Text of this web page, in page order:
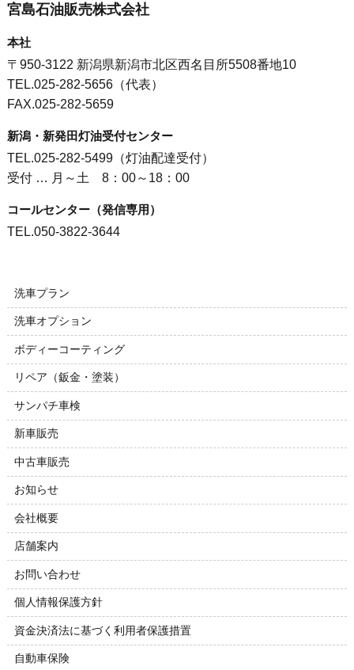
宮島石油販売株式会社
本社
〒950-3122 新潟県新潟市北区西名目所5508番地10
TEL.025-282-5656（代表）
FAX.025-282-5659
新潟・新発田灯油受付センター
TEL.025-282-5499（灯油配達受付）
受付 … 月～土 8：00～18：00
コールセンター（発信専用）
TEL.050-3822-3644
洗車プラン
洗車オプション
ボディーコーティング
リペア（鈑金・塗装）
サンパチ車検
新車販売
中古車販売
お知らせ
会社概要
店舗案内
お問い合わせ
個人情報保護方針
資金決済法に基づく利用者保護措置
自動車保険